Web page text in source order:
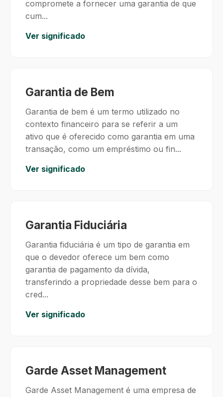
compromete a fornecer uma garantia de que
cum...
Ver significado
Garantia de Bem
Garantia de bem é um termo utilizado no
contexto financeiro para se referir a um
ativo que é oferecido como garantia em uma
transação, como um empréstimo ou fin...
Ver significado
Garantia Fiduciária
Garantia fiduciária é um tipo de garantia em
que o devedor oferece um bem como
garantia de pagamento da dívida,
transferindo a propriedade desse bem para o
cred...
Ver significado
Garde Asset Management
Garde Asset Management é uma empresa de